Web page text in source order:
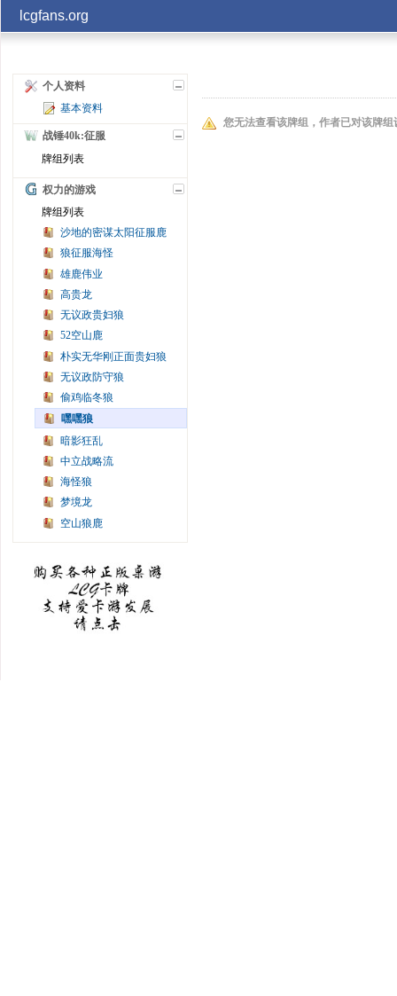
lcgfans.org
记住我
个人资料
基本资料
战锤40k:征服
牌组列表
权力的游戏
牌组列表
沙地的密谋太阳征服鹿
狼征服海怪
雄鹿伟业
高贵龙
无议政贵妇狼
52空山鹿
朴实无华刚正面贵妇狼
无议政防守狼
偷鸡临冬狼
嘿嘿狼
暗影狂乱
中立战略流
海怪狼
梦境龙
空山狼鹿
您无法查看该牌组，作者已对该牌组